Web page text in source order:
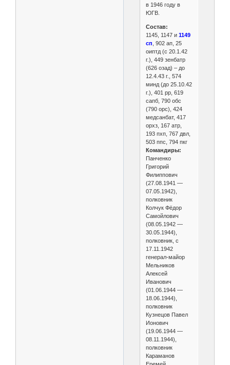
в 1946 году в
ЮГВ.
Состав:
1145, 1147 и 1149
сп , 902 ап, 25
оиптд (с 20.1.42
г.), 449 зенбатр
(626 озад) – до
12.4.43 г., 574
минд (до 25.10.42
г.), 401 рр, 619
сапб, 790 обс
(790 орс), 424
медсанбат, 417
орхз, 167 атр,
193 пхп, 767 двл,
503 ппс, 794 пкг
Командиры:
Панченко
Григорий
Филиппович
(27.08.1941 —
07.05.1942),
полковник
Колчук Фёдор
Самойлович
(08.05.1942 —
30.05.1944),
полковник, с
17.11.1942
генерал-майор
Мельников
Алексей
Иванович
(01.06.1944 —
18.06.1944),
полковник
Кузнецов Павел
Ионович
(19.06.1944 —
08.11.1944),
полковник
Караманов